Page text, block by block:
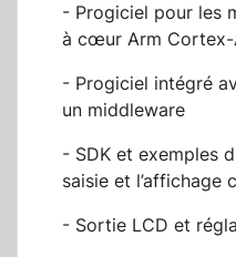
- Progiciel pour les
à cœur Arm Cortex-
- Progiciel intégré
un middleware
- SDK et exemples
saisie et l’affichage
- Sortie LCD et